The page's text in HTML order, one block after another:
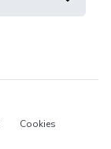
Cookies